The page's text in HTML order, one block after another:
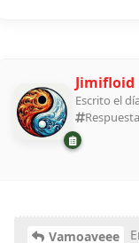
Jimifloid
Escrito el
Vamoaveee